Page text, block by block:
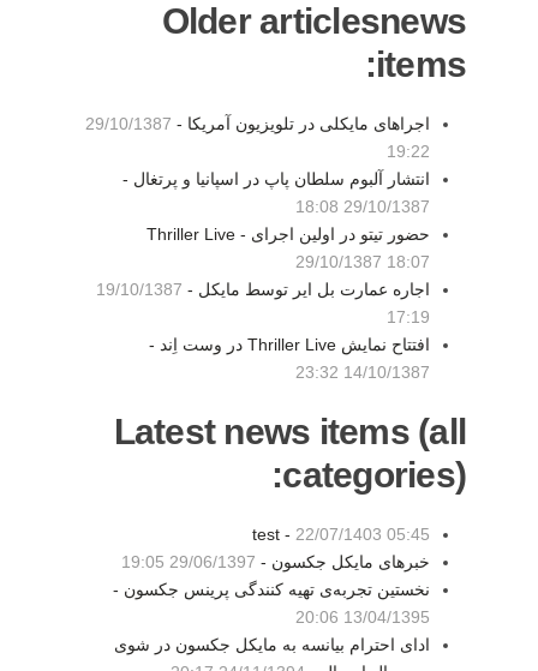
Older articlesnews
items:
اجراهای مایکلی در تلویزیون آمریکا - 29/10/1387
19:22
انتشار آلبوم سلطان پاپ در اسپانیا و پرتغال -
29/10/1387 18:08
حضور تیتو در اولین اجرای Thriller Live -
29/10/1387 18:07
اجاره عمارت بل ایر توسط مایکل - 19/10/1387
17:19
افتتاح نمایش Thriller Live در وست اِند -
14/10/1387 23:32
Latest news items (all
categories):
test -22/07/1403 05:45
خبرهای مایکل جکسون - 29/06/1397 19:05
نخستین تجربه‌ی تهیه کنندگی پرینس جکسون -
13/04/1395 20:06
ادای احترام بیانسه به مایکل جکسون در شوی